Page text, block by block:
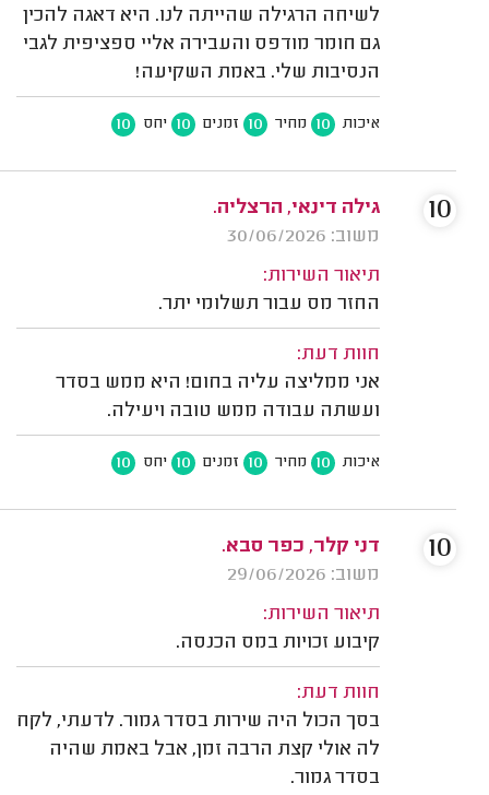
לשיחה הרגילה שהייתה לנו. היא דאגה להכין
גם חומר מודפס והעבירה אליי ספציפית לגבי
הנסיבות שלי. באמת השקיעה!
איכות 10 מחיר 10 זמנים 10 יחס 10
גילה דינאי, הרצליה.
משוב: 30/06/2026
תיאור השירות:
החזר מס עבור תשלומי יתר.
חוות דעת:
אני ממליצה עליה בחום! היא ממש בסדר
ועשתה עבודה ממש טובה ויעילה.
איכות 10 מחיר 10 זמנים 10 יחס 10
10
דני קלר, כפר סבא.
משוב: 29/06/2026
תיאור השירות:
קיבוע זכויות במס הכנסה.
חוות דעת:
בסך הכול היה שירות בסדר גמור. לדעתי, לקח
לה אולי קצת הרבה זמן, אבל באמת שהיה
בסדר גמור.
10